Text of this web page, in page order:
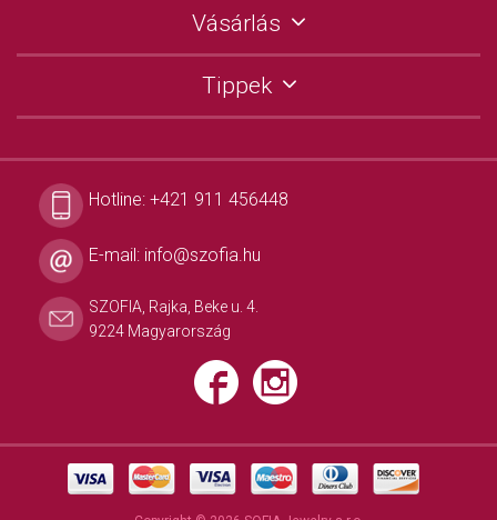
Vásárlás
Tippek
Hotline: +421 911 456448
E-mail: info@szofia.hu
SZOFIA, Rajka, Beke u. 4.
9224 Magyarország